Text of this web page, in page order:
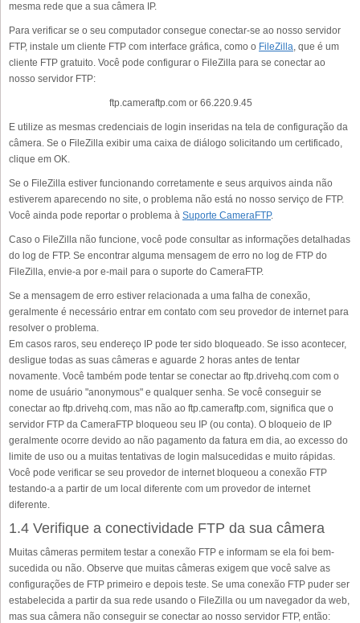
mesma rede que a sua câmera IP.
Para verificar se o seu computador consegue conectar-se ao nosso servidor
FTP, instale um cliente FTP com interface gráfica, como o FileZilla, que é um
cliente FTP gratuito. Você pode configurar o FileZilla para se conectar ao
nosso servidor FTP:
ftp.cameraftp.com or 66.220.9.45
E utilize as mesmas credenciais de login inseridas na tela de configuração da
câmera. Se o FileZilla exibir uma caixa de diálogo solicitando um certificado,
clique em OK.
Se o FileZilla estiver funcionando corretamente e seus arquivos ainda não
estiverem aparecendo no site, o problema não está no nosso serviço de FTP.
Você ainda pode reportar o problema à Suporte CameraFTP.
Caso o FileZilla não funcione, você pode consultar as informações detalhadas
do log de FTP. Se encontrar alguma mensagem de erro no log de FTP do
FileZilla, envie-a por e-mail para o suporte do CameraFTP.
Se a mensagem de erro estiver relacionada a uma falha de conexão,
geralmente é necessário entrar em contato com seu provedor de internet para
resolver o problema.
Em casos raros, seu endereço IP pode ter sido bloqueado. Se isso acontecer,
desligue todas as suas câmeras e aguarde 2 horas antes de tentar
novamente. Você também pode tentar se conectar ao ftp.drivehq.com com o
nome de usuário "anonymous" e qualquer senha. Se você conseguir se
conectar ao ftp.drivehq.com, mas não ao ftp.cameraftp.com, significa que o
servidor FTP da CameraFTP bloqueou seu IP (ou conta). O bloqueio de IP
geralmente ocorre devido ao não pagamento da fatura em dia, ao excesso do
limite de uso ou a muitas tentativas de login malsucedidas e muito rápidas.
Você pode verificar se seu provedor de internet bloqueou a conexão FTP
testando-a a partir de um local diferente com um provedor de internet
diferente.
1.4 Verifique a conectividade FTP da sua câmera
Muitas câmeras permitem testar a conexão FTP e informam se ela foi bem-
sucedida ou não. Observe que muitas câmeras exigem que você salve as
configurações de FTP primeiro e depois teste. Se uma conexão FTP puder ser
estabelecida a partir da sua rede usando o FileZilla ou um navegador da web,
mas sua câmera não conseguir se conectar ao nosso servidor FTP, então: